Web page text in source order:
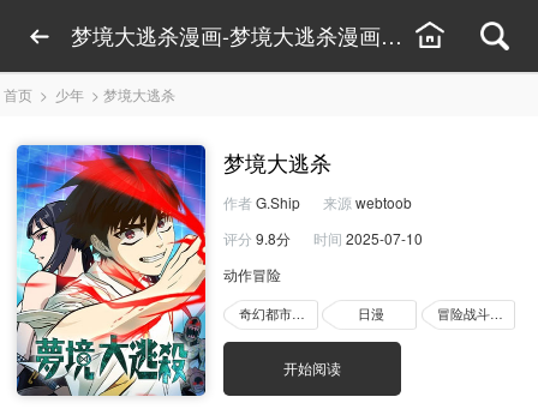
梦境大逃杀漫画-梦境大逃杀漫画免费看-梦境大
首页 > 少年 > 梦境大逃杀
梦境大逃杀
作者 G.Ship 来源 webtoob
评分 9.8分 时间 2025-07-10
动作冒险
奇幻都市漫画 日漫 冒险战斗漫画
开始阅读